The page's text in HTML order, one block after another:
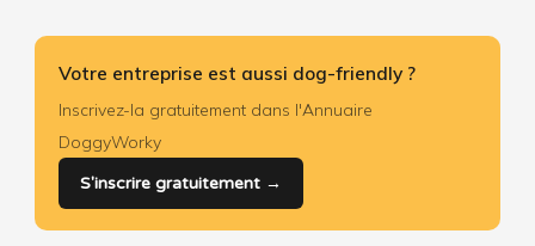
Votre entreprise est aussi dog-friendly ?
Inscrivez-la gratuitement dans l'Annuaire
DoggyWorky
S'inscrire gratuitement →